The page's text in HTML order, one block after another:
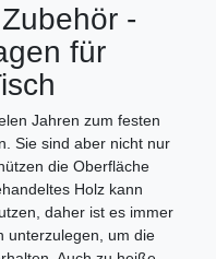
-
für
Jahren zum festen
Sie sind aber nicht nur
die Oberfläche
Holz kann
daher ist es immer
unterzulegen, um die